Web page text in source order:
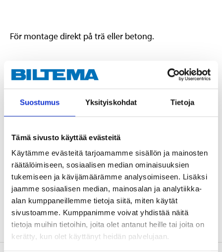
Suostumus Yksityiskohdat Tietoja
Tämä sivusto käyttää evästeitä
Käytämme evästeitä tarjoamamme sisällön ja mainosten
räätälöimiseen, sosiaalisen median ominaisuuksien
tukemiseen ja kävijämäärämme analysoimiseen. Lisäksi
jaamme sosiaalisen median, mainosalan ja analytiikka-
alan kumppaneillemme tietoja siitä, miten käytät
sivustoamme. Kumppanimme voivat yhdistää näitä
tietoja muihin tietoihin, joita olet antanut heille tai joita on
kerätty, kun olet käyttänyt heidän palvelujaan.
För montage direkt på trä eller betong.
Teknisk specifikation
Längd
91 mm
Höjd
Godstjocklek
4 mm
Material
Stål
Ytbehandling
Varmförzinkad, FZV